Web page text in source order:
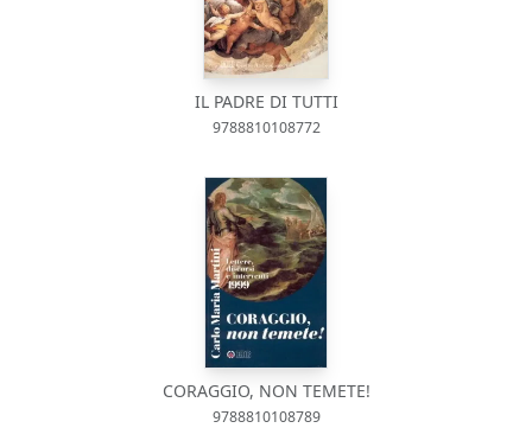
IL PADRE DI TUTTI
9788810108772
CORAGGIO, NON TEMETE!
9788810108789